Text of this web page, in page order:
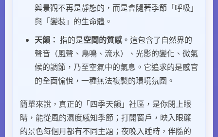
與景觀不再是靜態的，而是會隨著季節「呼吸」
與「變裝」的生命體。
天韻： 指的是空間的質感。這包含了自然界的
聲音（風聲、鳥鳴、流水）、光影的變化、微氣
候的調節，乃至空氣中的氣息。它追求的是感官
的全面愉悅，一種無法複製的環境氛圍。
簡單來說，真正的「四季天韻」社區，是你閉上眼
睛，能從風的濕度感知季節；打開窗戶，映入眼簾
的景色每個月都有不同主題；夜晚入睡時，伴隨的